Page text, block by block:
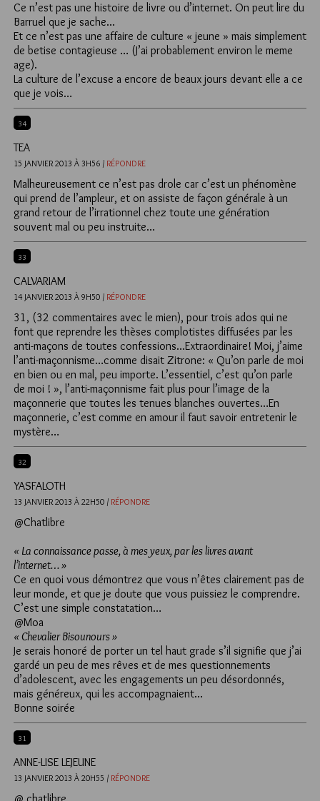
Ce n’est pas une histoire de livre ou d’internet. On peut lire du
Barruel que je sache…
Et ce n’est pas une affaire de culture « jeune » mais simplement
de betise contagieuse … (J’ai probablement environ le meme
age).
La culture de l’excuse a encore de beaux jours devant elle a ce
que je vois…
34
TEA
15 JANVIER 2013 À 3H56 / RÉPONDRE
Malheureusement ce n’est pas drole car c’est un phénomène
qui prend de l’ampleur, et on assiste de façon générale à un
grand retour de l’irrationnel chez toute une génération
souvent mal ou peu instruite…
33
CALVARIAM
14 JANVIER 2013 À 9H50 / RÉPONDRE
31, (32 commentaires avec le mien), pour trois ados qui ne
font que reprendre les thèses complotistes diffusées par les
anti-maçons de toutes confessions…Extraordinaire! Moi, j’aime
l’anti-maçonnisme…comme disait Zitrone: « Qu’on parle de moi
en bien ou en mal, peu importe. L’essentiel, c’est qu’on parle
de moi ! », l’anti-maçonnisme fait plus pour l’image de la
maçonnerie que toutes les tenues blanches ouvertes…En
maçonnerie, c’est comme en amour il faut savoir entretenir le
mystère…
32
YASFALOTH
13 JANVIER 2013 À 22H50 / RÉPONDRE
@Chatlibre
« La connaissance passe, à mes yeux, par les livres avant
l’internet… »
Ce en quoi vous démontrez que vous n’êtes clairement pas de
leur monde, et que je doute que vous puissiez le comprendre.
C’est une simple constatation…
@Moa
« Chevalier Bisounours »
Je serais honoré de porter un tel haut grade s’il signifie que j’ai
gardé un peu de mes rêves et de mes questionnements
d’adolescent, avec les engagements un peu désordonnés,
mais généreux, qui les accompagnaient…
Bonne soirée
31
ANNE-LISE LEJEUNE
13 JANVIER 2013 À 20H55 / RÉPONDRE